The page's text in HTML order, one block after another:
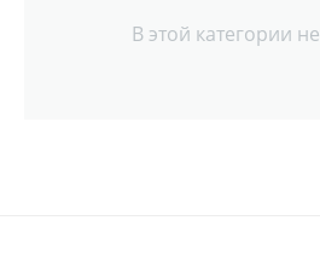
В этой категории